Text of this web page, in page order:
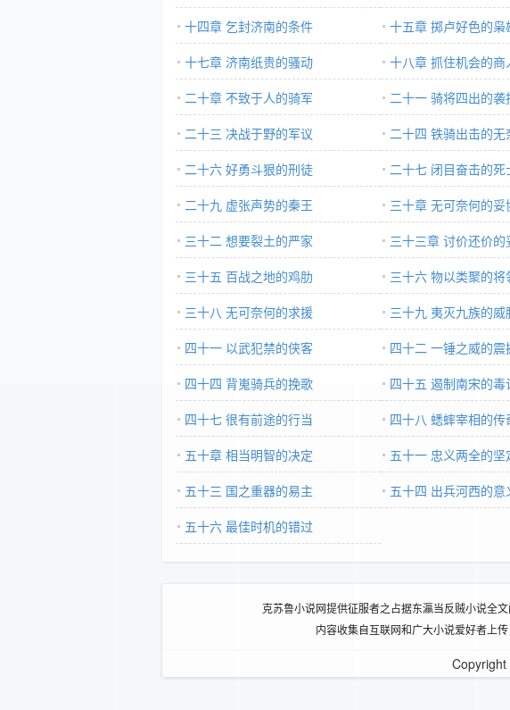
十四章 乞封济南的条件
十五章 掷卢好色的枭
十七章 济南纸贵的骚动
十八章 抓住机会的商
二十章 不致于人的骑军
二十一 骑将四出的袭
二十三 决战于野的军议
二十四 铁骑出击的无
二十六 好勇斗狠的刑徒
二十七 闭目奋击的死
二十九 虚张声势的秦王
三十章 无可奈何的妥
三十二 想要裂土的严家
三十三章 讨价还价的
三十五 百战之地的鸡肋
三十六 物以类聚的将
三十八 无可奈何的求援
三十九 夷灭九族的威
四十一 以武犯禁的侠客
四十二 一锤之威的震
四十四 背嵬骑兵的挽歌
四十五 遏制南宋的毒
四十七 很有前途的行当
四十八 蟋蟀宰相的传
五十章 相当明智的决定
五十一 忠义两全的坚
五十三 国之重器的易主
五十四 出兵河西的意
五十六 最佳时机的错过
克苏鲁小说网提供征服者之占据东瀛当反贼小说全
内容收集自互联网和广大小说爱好者上
Copyright